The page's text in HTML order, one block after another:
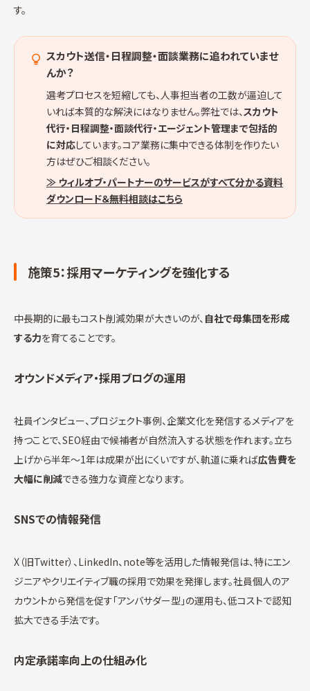
す。
スカウト送信・日程調整・面談業務に追われていませ
んか？
選考プロセスを短縮しても、人事担当者の工数が逼迫して
いれば本質的な解決にはなりません。弊社では、スカウト
代行・日程調整・面談代行・エージェント管理まで包括的
に対応しています。コア業務に集中できる体制を作りたい
方はぜひご相談ください。
≫ ウィルオブ・パートナーのサービスがすべて分かる資料
ダウンロード＆無料相談はこちら
施策5：採用マーケティングを強化する
中長期的に最もコスト削減効果が大きいのが、 自社で母集団を形成
する力を育てることです。
オウンドメディア・採用ブログの運用
社員インタビュー、プロジェクト事例、企業文化を発信するメディアを
持つことで、SEO経由で候補者が自然流入する状態を作れます。立ち
上げから半年〜1年は成果が出にくいですが、軌道に乗れば広告費を
大幅に削減できる強力な資産となります。
SNSでの情報発信
X（旧Twitter）、LinkedIn、note等を活用した情報発信は、特にエン
ジニアやクリエイティブ職の採用で効果を発揮します。社員個人のア
カウントから発信を促す「アンバサダー型」の運用も、低コストで認知
拡大できる手法です。
内定承諾率向上の仕組み化